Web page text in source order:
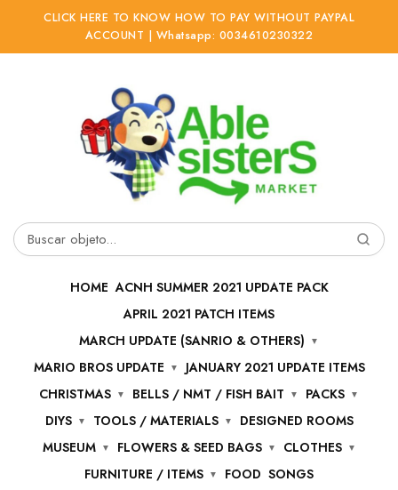
CLICK HERE TO KNOW HOW TO PAY WITHOUT PAYPAL
ACCOUNT | Whatsapp: 0034610230322
Buscar
HOME ACNH SUMMER 2021 UPDATE PACK
APRIL 2021 PATCH ITEMS
MARCH UPDATE (SANRIO & OTHERS)
MARIO BROS UPDATE
JANUARY 2021 UPDATE ITEMS
CHRISTMAS
BELLS / NMT / FISH BAIT
PACKS
DIYS
TOOLS / MATERIALS
DESIGNED ROOMS
MUSEUM
FLOWERS & SEED BAGS
CLOTHES
FURNITURE / ITEMS
FOOD SONGS